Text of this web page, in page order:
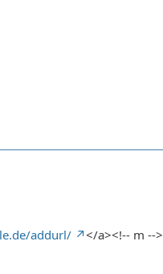
addurl/ </a><!-- m -->